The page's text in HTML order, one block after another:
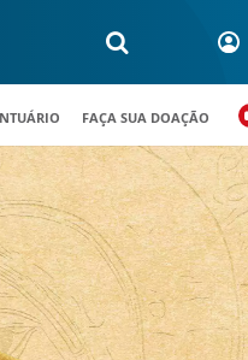
FAÇA SUA DOAÇÃO